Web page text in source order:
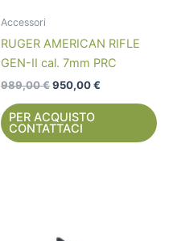
Accessori
RUGER AMERICAN RIFLE
GEN-II cal. 7mm PRC
989,00€950,00€
PER ACQUISTO
CONTATTACI